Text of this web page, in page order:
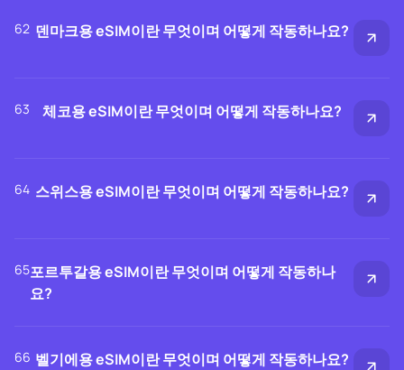
62 덴마크용 eSIM이란 무엇이며 어떻게 작동하나요?
63 체코용 eSIM이란 무엇이며 어떻게 작동하나요?
64 스위스용 eSIM이란 무엇이며 어떻게 작동하나요?
65포르투갈용 eSIM이란 무엇이며 어떻게 작동하나
요?
66 벨기에용 eSIM이란 무엇이며 어떻게 작동하나요?